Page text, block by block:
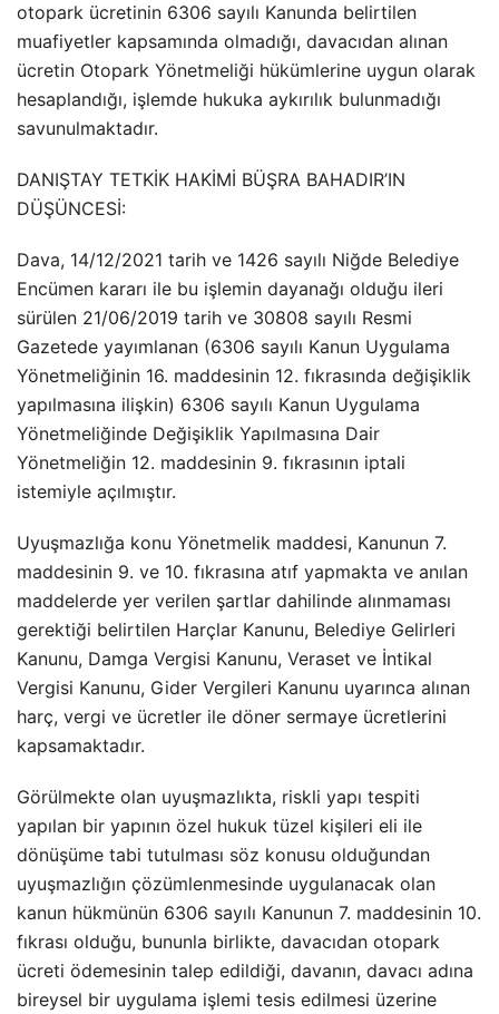
otopark ücretinin 6306 sayılı Kanunda belirtilen
muafiyetler kapsamında olmadığı, davacıdan alınan
ücretin Otopark Yönetmeliği hükümlerine uygun olarak
hesaplandığı, işlemde hukuka aykırılık bulunmadığı
savunulmaktadır.
DANIŞTAY TETKİK HAKİMİ BÜŞRA BAHADIR’IN
DÜŞÜNCESİ:
Dava, 14/12/2021 tarih ve 1426 sayılı Niğde Belediye
Encümen kararı ile bu işlemin dayanağı olduğu ileri
sürülen 21/06/2019 tarih ve 30808 sayılı Resmi
Gazetede yayımlanan (6306 sayılı Kanun Uygulama
Yönetmeliğinin 16. maddesinin 12. fıkrasında değişiklik
yapılmasına ilişkin) 6306 sayılı Kanun Uygulama
Yönetmeliğinde Değişiklik Yapılmasına Dair
Yönetmeliğin 12. maddesinin 9. fıkrasının iptali
istemiyle açılmıştır.
Uyuşmazlığa konu Yönetmelik maddesi, Kanunun 7.
maddesinin 9. ve 10. fıkrasına atıf yapmakta ve anılan
maddelerde yer verilen şartlar dahilinde alınmaması
gerektiği belirtilen Harçlar Kanunu, Belediye Gelirleri
Kanunu, Damga Vergisi Kanunu, Veraset ve İntikal
Vergisi Kanunu, Gider Vergileri Kanunu uyarınca alınan
harç, vergi ve ücretler ile döner sermaye ücretlerini
kapsamaktadır.
Görülmekte olan uyuşmazlıkta, riskli yapı tespiti
yapılan bir yapının özel hukuk tüzel kişileri eli ile
dönüşüme tabi tutulması söz konusu olduğundan
uyuşmazlığın çözümlenmesinde uygulanacak olan
kanun hükmünün 6306 sayılı Kanunun 7. maddesinin 10.
fıkrası olduğu, bununla birlikte, davacıdan otopark
ücreti ödemesinin talep edildiği, davanın, davacı adına
bireysel bir uygulama işlemi tesis edilmesi üzerine